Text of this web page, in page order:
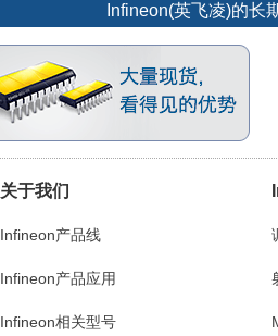
Infineon(英飞凌)的长
关于我们
Infineon产品线
Infineon产品应用
Infineon相关型号